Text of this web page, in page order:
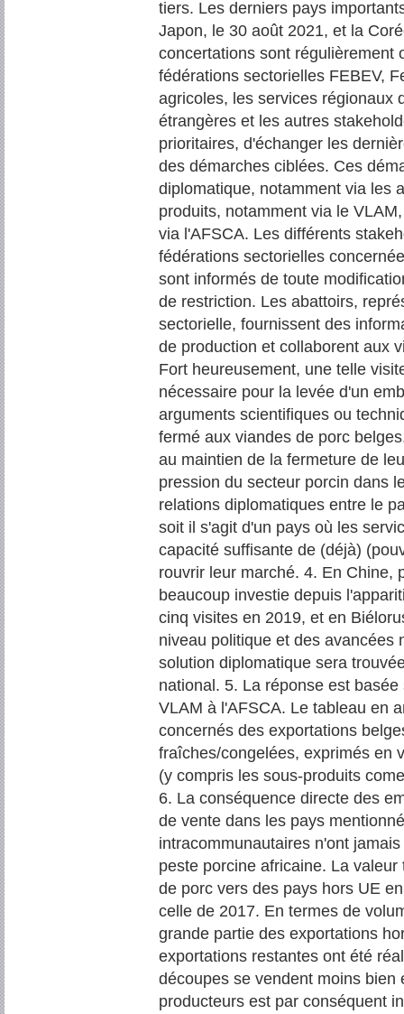
tiers. Les derniers pays
Japon, le 30 août 2021, et la
concertations sont régulièrement
fédérations sectorielles FEBEV,
agricoles, les services régionaux
étrangères et les autres
prioritaires, d'échanger les
des démarches ciblées. Ces
diplomatique, notamment via les
produits, notamment via le
via l'AFSCA. Les différents
fédérations sectorielles
sont informés de toute
de restriction. Les abattoirs,
sectorielle, fournissent des
de production et collaborent aux
Fort heureusement, une telle
nécessaire pour la levée d'un
arguments scientifiques ou
fermé aux viandes de porc
au maintien de la fermeture de
pression du secteur porcin dans
relations diplomatiques entre le
soit il s'agit d'un pays où les
capacité suffisante de (déjà)
rouvrir leur marché. 4. En Chine,
beaucoup investie depuis
cinq visites en 2019, et en
niveau politique et des avancées
solution diplomatique sera
national. 5. La réponse est
VLAM à l'AFSCA. Le tableau en
concernés des exportations
fraîches/congelées, exprimés en
(y compris les sous-produits
6. La conséquence directe des
de vente dans les pays
intracommunautaires n'ont
peste porcine africaine. La
de porc vers des pays hors UE
celle de 2017. En termes de
grande partie des exportations
exportations restantes ont été
découpes se vendent moins
producteurs est par conséquent